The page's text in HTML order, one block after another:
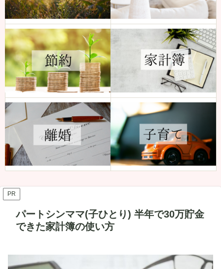
PR
パートシンママ(子ひとり) 半年で30万貯金
できた家計簿の使い方